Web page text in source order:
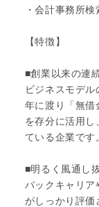
・会計事務所
【特徴】
■創業以来の連
ビジネスモデ
年に渡り「無借
を存分に活用し
ている企業です
■明るく風通し
バックキャリア
がしっかり評価